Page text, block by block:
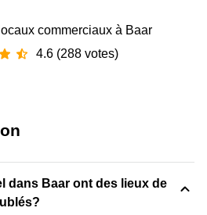
commerciaux à Baar
4.6 (288 votes)
dans Baar ont des lieux de